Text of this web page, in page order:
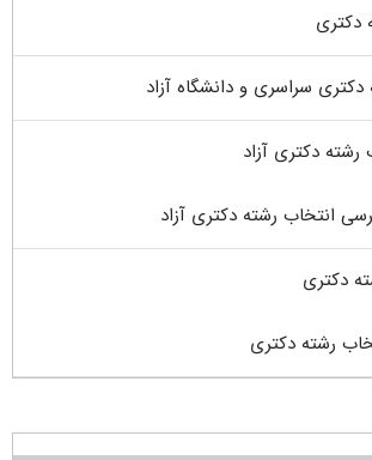
دکتری
سراسری و دانشگاه آزاد
دکتری آزاد
انتخاب رشته دکتری آزاد
دکتری
رشته دکتری